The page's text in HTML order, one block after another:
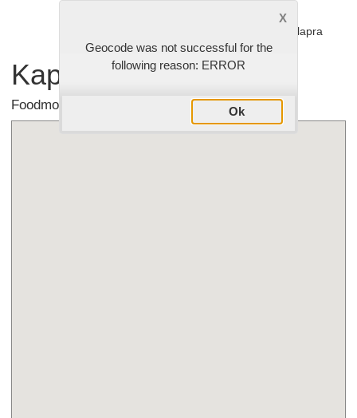
Vissza az étlapra
Kapcsolat
Foodmonster Feketekutya Étterem - Baja
Geocode was not successful for the
following reason: ERROR
Ok